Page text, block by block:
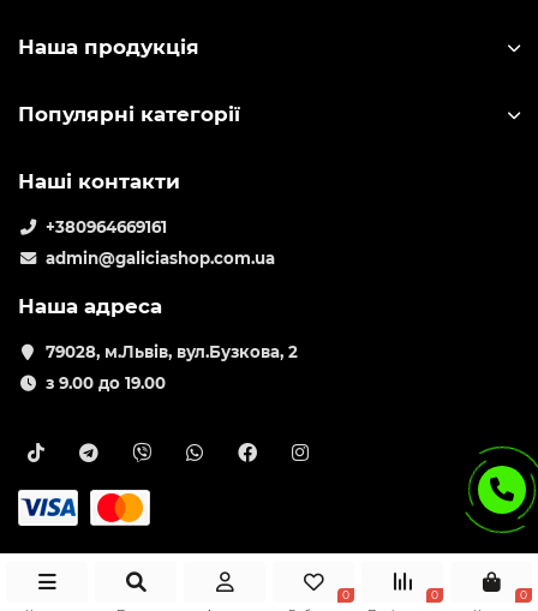
Наша продукція
Популярні категорії
Наші контакти
+380964669161
admin@galiciashop.com.ua
Наша адреса
79028, м.Львів, вул.Бузкова, 2
з 9.00 до 19.00
0
0
0